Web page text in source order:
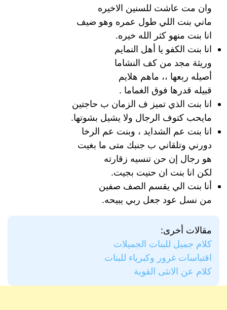
وان مت عاشت للسنين الاخيره
ماني بنت اللي طول عمره وهو ضيف
انا بنت منهو كثر الله خيره.
انا بنت الكفو يا أهل النمايم
وريثة مجد من كف النشاما
أصيله ربعها ،، ماهم هلايم
قبيله قدرها فوق الغماما .
انا بنت الذي تميز ف الزمان ب حاجتين
مايحب كتوف الرجال ولا يشيل بشوتها.
انا بنت عم الشدايد ، وبنت عم الرخا
دورني وتلقاني ب جنبك متى ما بغيت
هو رجال إن حن تنسيه زقارته
لكن انا بنت ان حنيت بجيت.
أنا بنت الي يقسم الصف صفين
من نسل عود جعل ربي يبيحه.
مقالات أخرى:
كلام جميل للبنات الجميلات
اقتباسات غرور وكبرياء للبنات
كلام عن الانثى القوية